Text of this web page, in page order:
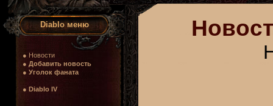
Diablo меню
● Новости
● Добавить новость
● Уголок фаната
● Diablo IV